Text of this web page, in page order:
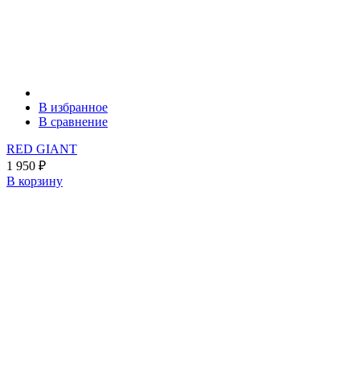
В избранное
В сравнение
RED GIANT
1 950 ₽
В корзину